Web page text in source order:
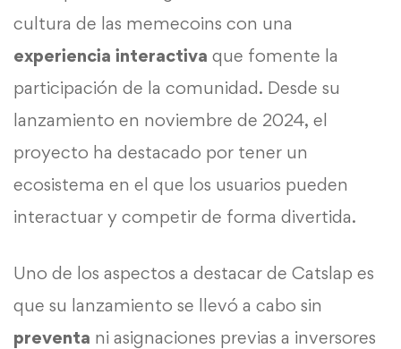
cultura de las memecoins con una
experiencia interactiva que fomente la
participación de la comunidad. Desde su
lanzamiento en noviembre de 2024, el
proyecto ha destacado por tener un
ecosistema en el que los usuarios pueden
interactuar y competir de forma divertida.
Uno de los aspectos a destacar de Catslap es
que su lanzamiento se llevó a cabo sin
preventa ni asignaciones previas a inversores